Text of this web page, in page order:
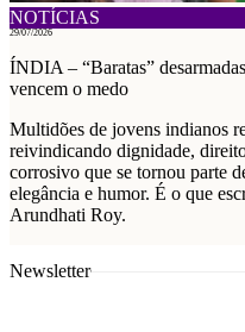
NOTÍCIAS
29/07/2026
ÍNDIA – “Baratas”
vencem o medo
Multidões de jovens indianos
reivindicando dignidade,
corrosivo que se tornou parte
elegância e humor. É o que
Arundhati Roy.
Newsletter